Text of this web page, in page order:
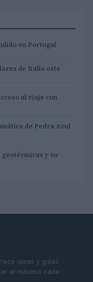
en Portugal
de Italia este
al viaje con
de Pedra Azul
y su
ideas y guías
al máximo cada